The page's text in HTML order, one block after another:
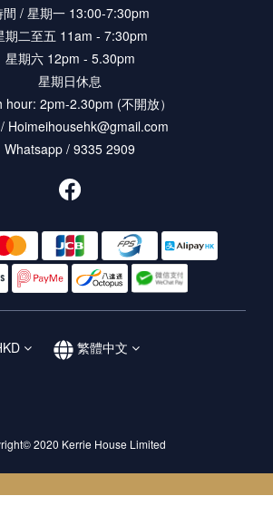
間 / 星期一 13:00-7:30pm
期二至五 11am - 7:30pm
星期六 12pm - 5.30pm
星期日休息
hour: 2pm-2.30pm (不開放）
Hoimeihousehk@gmail.com
Whatsapp / 9335 2909
繁體中文
2020 Kerrie House Limited